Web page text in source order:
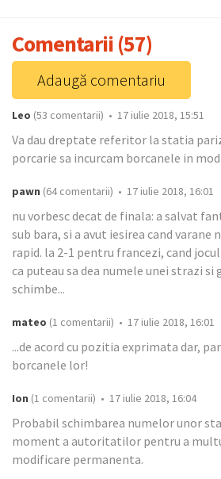
Comentarii (57)
Adaugă comentariu
Leo (53 comentarii) • 17 iulie 2018, 15:51
Va dau dreptate referitor la statia
porcarie sa incurcam borcanele in
pawn (64 comentarii) • 17 iulie 2018, 16:01
nu vorbesc decat de finala: a salvat
sub bara, si a avut iesirea cand varane
rapid. la 2-1 pentru francezi, cand
ca puteau sa dea numele unei strazi si
schimbe...
mateo (1 comentarii) • 17 iulie 2018, 16:01
...de acord cu pozitia exprimata dar,
borcanele lor!
Ion (1 comentarii) • 17 iulie 2018, 16:04
Probabil schimbarea numelor unor
moment a autoritatilor pentru a
modificare permanenta.